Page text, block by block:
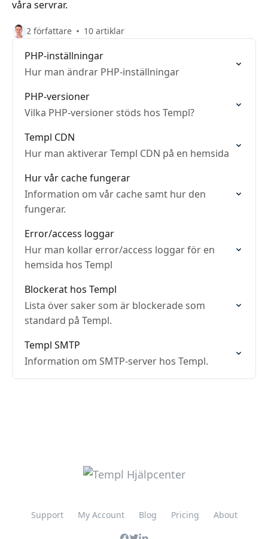
våra servrar.
2 författare 10 artiklar
PHP-inställningar
Hur man ändrar PHP-inställningar
PHP-versioner
Vilka PHP-versioner stöds hos Templ?
Templ CDN
Hur man aktiverar Templ CDN på en hemsida
Hur vår cache fungerar
Information om vår cache samt hur den
fungerar.
Error/access loggar
Hur man kollar error/access loggar för en
hemsida hos Templ
Blockerat hos Templ
Lista över saker som är blockerade som
standard på Templ.
Templ SMTP
Information om SMTP-server hos Templ.
Support My Account Blog Pricing About